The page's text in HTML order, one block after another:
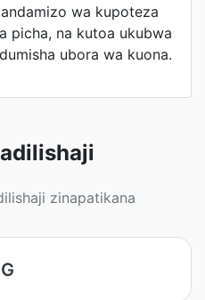
wa kupoteza
picha, na kutoa ukubwa
ubora wa kuona.
zinapatikana